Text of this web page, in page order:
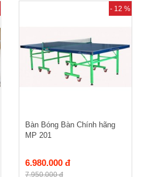
- 12 %
Bàn Bóng Bàn Chính hãng
MP 201
6.980.000 đ
7.950.000 đ